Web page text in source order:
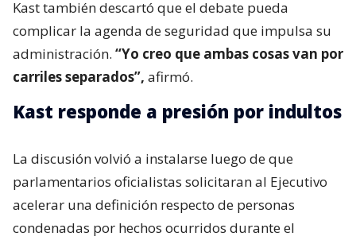
Kast también descartó que el debate pueda
complicar la agenda de seguridad que impulsa su
administración. “Yo creo que ambas cosas van por
carriles separados”, afirmó.
Kast responde a presión por indultos
La discusión volvió a instalarse luego de que
parlamentarios oficialistas solicitaran al Ejecutivo
acelerar una definición respecto de personas
condenadas por hechos ocurridos durante el